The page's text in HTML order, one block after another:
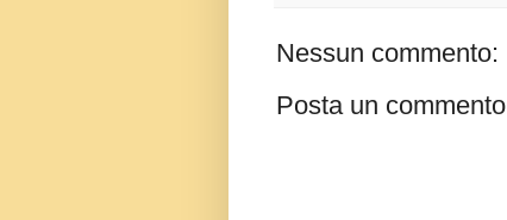
Nessun commento:
Posta un commento